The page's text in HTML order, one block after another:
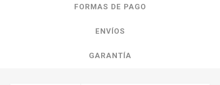
FORMAS DE PAGO
ENVÍOS
GARANTÍA